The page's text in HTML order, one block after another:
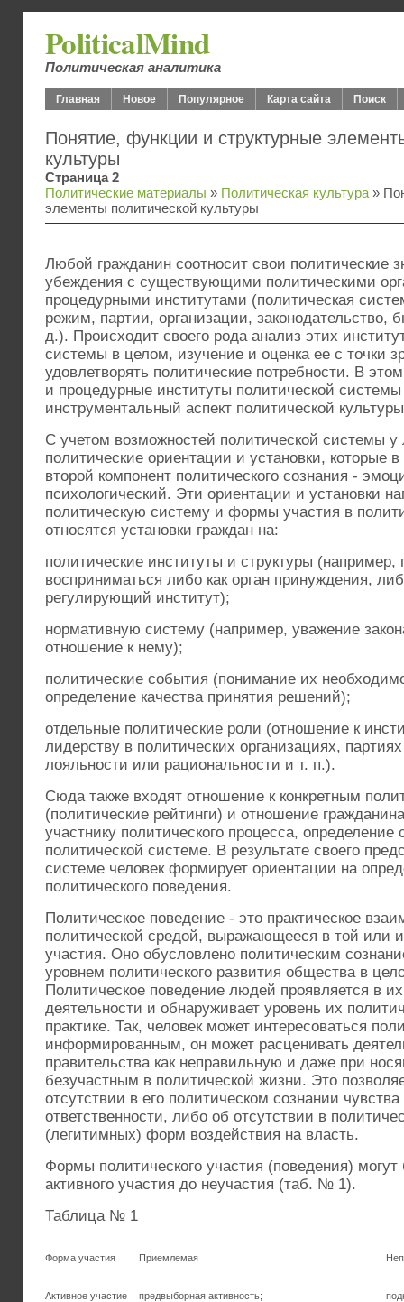
PoliticalMind
Политическая аналитика
Главная Новое Популярное Карта сайта Поиск
Понятие, функции и структурные
культуры
Страница 2
Политические материалы » Политическая культура »
элементы политической культуры
Любой гражданин соотносит свои политические
убеждения с существующими политическими
процедурными институтами (политическая
режим, партии, организации, законодательство,
д.). Происходит своего рода анализ этих
системы в целом, изучение и оценка ее с точки
удовлетворять политические потребности. В
и процедурные институты политической
инструментальный аспект политической
С учетом возможностей политической системы
политические ориентации и установки, которые
второй компонент политического сознания -
психологический. Эти ориентации и установки
политическую систему и формы участия в
относятся установки граждан на:
политические институты и структуры (например,
восприниматься либо как орган принуждения,
регулирующий институт);
нормативную систему (например, уважение
отношение к нему);
политические события (понимание их
определение качества принятия решений);
отдельные политические роли (отношение к
лидерству в политических организациях,
лояльности или рациональности и т. п.).
Сюда также входят отношение к конкретным
(политические рейтинги) и отношение
участнику политического процесса, определение
политической системе. В результате своего
системе человек формирует ориентации на
политического поведения.
Политическое поведение - это практическое
политической средой, выражающееся в той или
участия. Оно обусловлено политическим
уровнем политического развития общества в
Политическое поведение людей проявляется в
деятельности и обнаруживает уровень их
практике. Так, человек может интересоваться
информированным, он может расценивать
правительства как неправильную и даже при
безучастным в политической жизни. Это
отсутствии в его политическом сознании чувства
ответственности, либо об отсутствии в
(легитимных) форм воздействия на власть.
Формы политического участия (поведения)
активного участия до неучастия (таб. № 1).
Таблица № 1
Форма участия Приемлемая
Активное участие предвыборная активность;